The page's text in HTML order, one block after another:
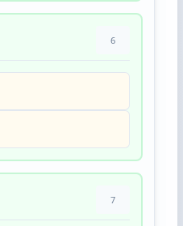
6
7